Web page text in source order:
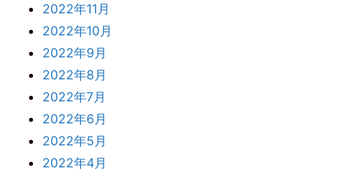
2022年11月
2022年10月
2022年9月
2022年8月
2022年7月
2022年6月
2022年5月
2022年4月